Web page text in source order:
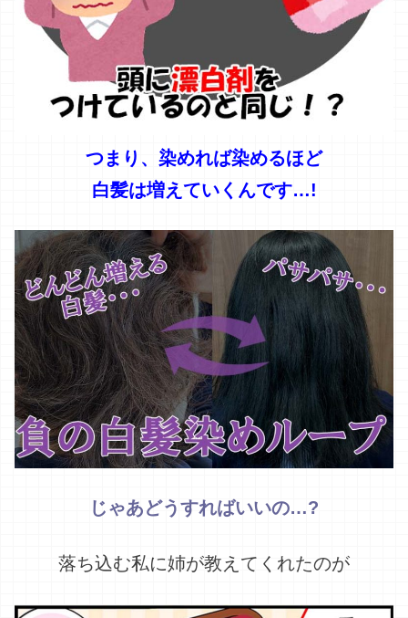
つまり、染めれば染めるほど
白髪は増えていくんです…!
じゃあどうすればいいの…?
落ち込む私に姉が教えてくれたのが